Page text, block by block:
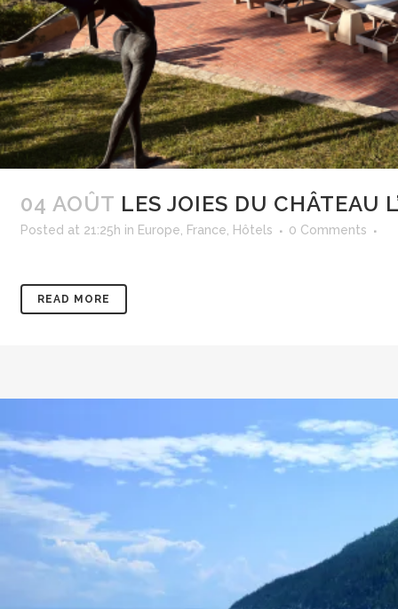
04 AOÛT LES JOIES DU CHÂTEAU
Posted at 21:25h in Europe France Hôtels 0 Comments
READ MORE